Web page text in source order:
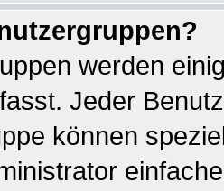
werden
Jeder
können